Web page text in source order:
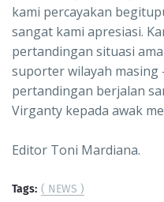
kami percayakan
sangat kami apresiasi.
pertandingan situasi
suporter wilayah masing
pertandingan berjalan
Virganty kepada awak
Editor Toni Mardiana.
Tags: ( NEWS )